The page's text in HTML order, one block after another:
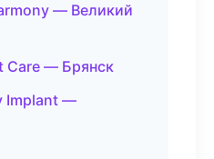
— Великий
Care — Брянск
Implant —